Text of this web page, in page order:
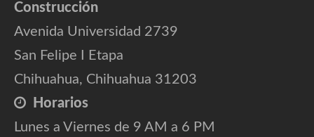
Construcción
Avenida Universidad 2739
San Felipe I Etapa
Chihuahua, Chihuahua 31203
Horarios
Lunes a Viernes de 9 AM a 6 PM